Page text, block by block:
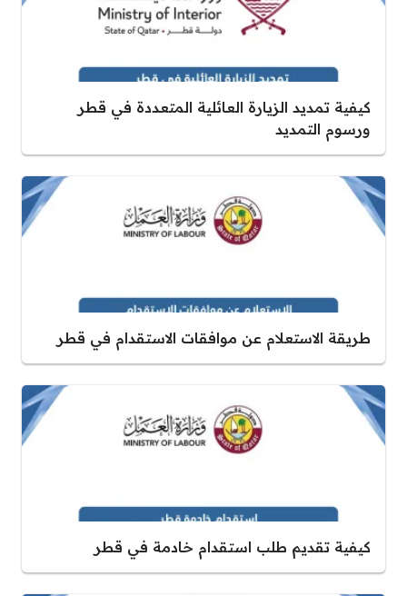
كيفية تمديد الزيارة العائلية المتعددة في قطر
ورسوم التمديد
طريقة الاستعلام عن موافقات الاستقدام في قطر
كيفية تقديم طلب استقدام خادمة في قطر